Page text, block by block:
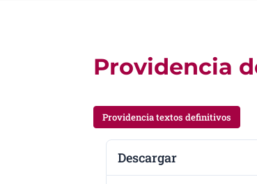
Providencia
Providencia textos definitivos
Descargar